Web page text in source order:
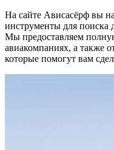
На сайте Ависасёрф вы
инструменты для поиска
Мы предоставляем
авиакомпаниях, а также
которые помогут вам